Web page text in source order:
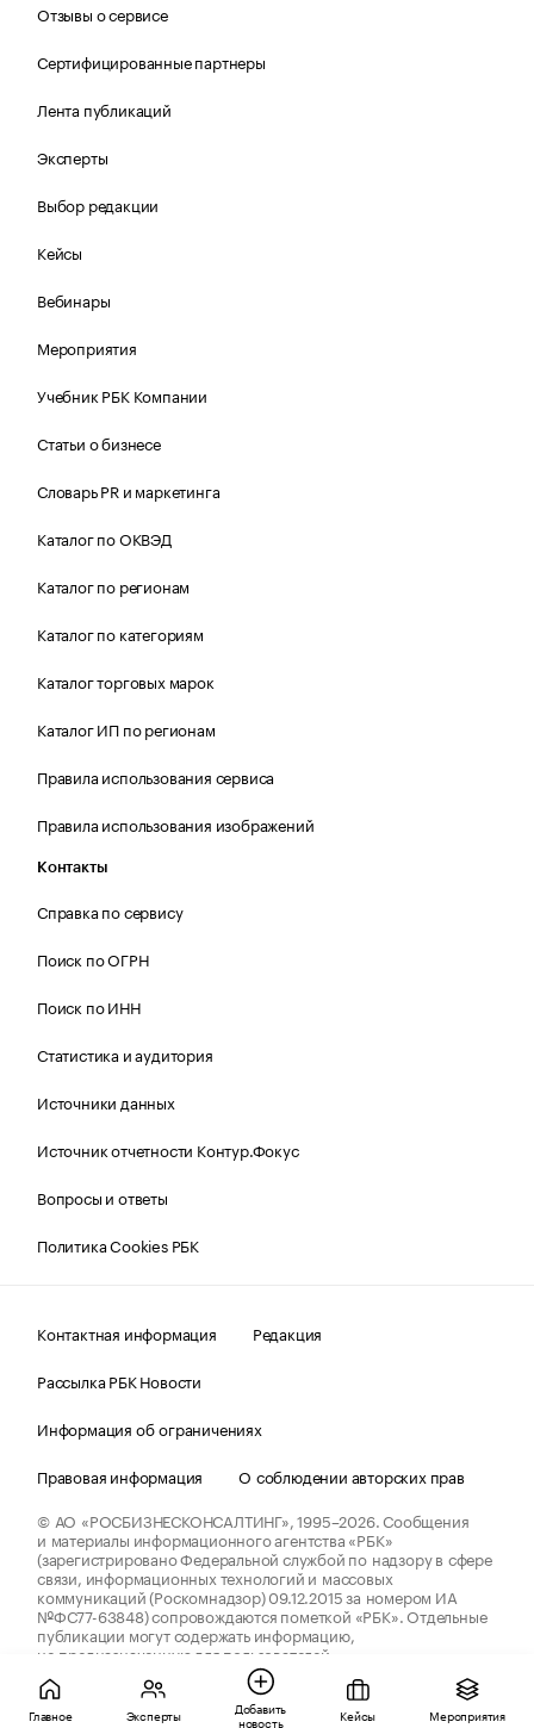
Отзывы о сервисе
Сертифицированные партнеры
Лента публикаций
Эксперты
Выбор редакции
Кейсы
Вебинары
Мероприятия
Учебник РБК Компании
Статьи о бизнесе
Словарь PR и маркетинга
Каталог по ОКВЭД
Каталог по регионам
Каталог по категориям
Каталог торговых марок
Каталог ИП по регионам
Правила использования сервиса
Правила использования изображений
Контакты
Справка по сервису
Поиск по ОГРН
Поиск по ИНН
Статистика и аудитория
Источники данных
Источник отчетности Контур.Фокус
Вопросы и ответы
Политика Cookies РБК
Контактная информация
Редакция
Рассылка РБК Новости
Информация об ограничениях
Правовая информация
О соблюдении авторских прав
© АО «РОСБИЗНЕСКОНСАЛТИНГ»,1995–2026.Сообщения
и материалы информационного агентства «РБК»
(зарегистрировано Федеральной службой по надзору в сфере
связи, информационных технологий и массовых
коммуникаций (Роскомнадзор) 09.12.2015 за номером ИА
№ФС77-63848) сопровождаются пометкой «РБК». Отдельные
публикации могут содержать информацию,
не предназначенную для пользователей
до 18 лет.
companycardsfeedback@rbc.ru
Главное Эксперты Добавить
новость Кейсы Мероприятия